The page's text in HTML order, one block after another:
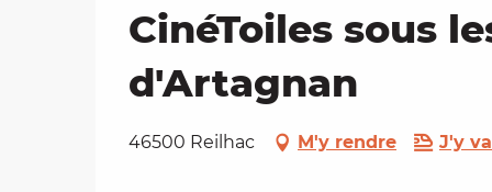
CinéToiles sous
d'Artagnan
46500 Reilhac M'y rendre J'y